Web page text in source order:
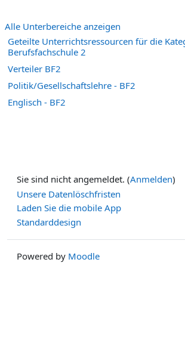
Alle Unterbereiche anzeigen
Geteilte Unterrichtsressourcen für die
Berufsfachschule 2
Verteiler BF2
Politik/Gesellschaftslehre - BF2
Englisch - BF2
Sie sind nicht angemeldet. (Anmelden)
Unsere Datenlöschfristen
Laden Sie die mobile App
Standarddesign
Powered by Moodle